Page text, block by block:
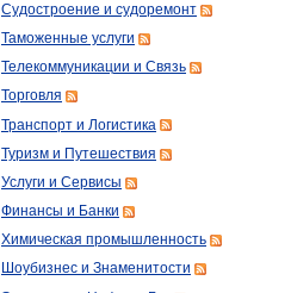
Судостроение и судоремонт
Таможенные услуги
Телекоммуникации и Связь
Торговля
Транспорт и Логистика
Туризм и Путешествия
Услуги и Сервисы
Финансы и Банки
Химическая промышленность
Шоубизнес и Знаменитости